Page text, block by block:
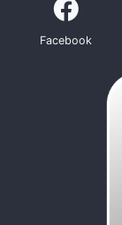
Facebook